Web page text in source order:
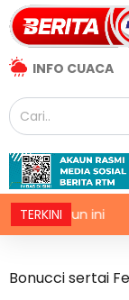
INFO CUACA
TERKINI
tahun ini
Bonucci sertai